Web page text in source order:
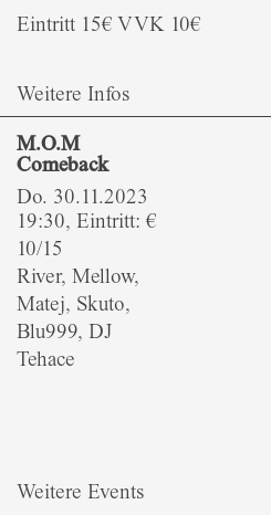
Eintritt 15€ VVK 10€
Weitere Infos
M.O.M
Comeback
Do. 30.11.2023
19:30, Eintritt: €
10/15
River, Mellow,
Matej, Skuto,
Blu999, DJ
Tehace
Weitere Events